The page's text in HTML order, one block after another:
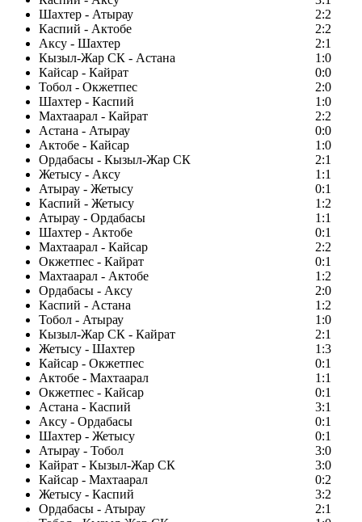
Шахтер - Атырау
2:2
Каспий - Актобе
2:2
Аксу - Шахтер
2:1
Кызыл-Жар СК - Астана
1:0
Кайсар - Кайрат
0:0
Тобол - Окжетпес
2:0
Шахтер - Каспий
1:0
Махтаарал - Кайрат
2:2
Астана - Атырау
0:0
Актобе - Кайсар
1:0
Ордабасы - Кызыл-Жар СК
2:1
Жетысу - Аксу
1:1
Атырау - Жетысу
0:1
Каспий - Жетысу
1:2
Атырау - Ордабасы
1:1
Шахтер - Актобе
0:1
Махтаарал - Кайсар
2:2
Окжетпес - Кайрат
0:1
Махтаарал - Актобе
1:2
Ордабасы - Аксу
2:0
Каспий - Астана
1:2
Тобол - Атырау
1:0
Кызыл-Жар СК - Кайрат
2:1
Жетысу - Шахтер
1:3
Кайсар - Окжетпес
0:1
Актобе - Махтаарал
1:1
Окжетпес - Кайсар
0:1
Астана - Каспий
3:1
Аксу - Ордабасы
0:1
Шахтер - Жетысу
0:1
Атырау - Тобол
3:0
Кайрат - Кызыл-Жар СК
3:0
Кайсар - Махтаарал
0:2
Жетысу - Каспий
3:2
Ордабасы - Атырау
2:1